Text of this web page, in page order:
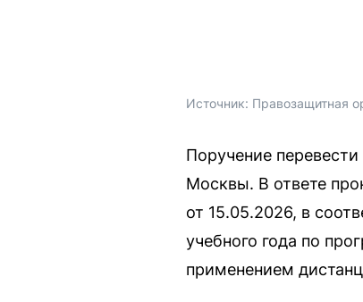
Источник: Правозащитная
Поручение
Москвы. В ответе
от 15.05.2026, в
учебного года по
применением